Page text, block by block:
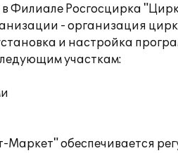
Филиале Росгосцирка
- организация
и настройка
участкам:
обеспечивается